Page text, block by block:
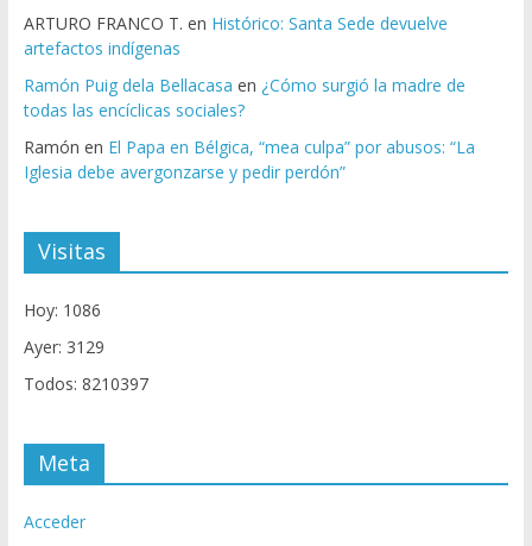
ARTURO FRANCO T. en Histórico: Santa Sede devuelve
artefactos indígenas
Ramón Puig dela Bellacasa en ¿Cómo surgió la madre de
todas las encíclicas sociales?
Ramón en El Papa en Bélgica, “mea culpa” por abusos: “La
Iglesia debe avergonzarse y pedir perdón”
Visitas
Hoy: 1086
Ayer: 3129
Todos: 8210397
Meta
Acceder